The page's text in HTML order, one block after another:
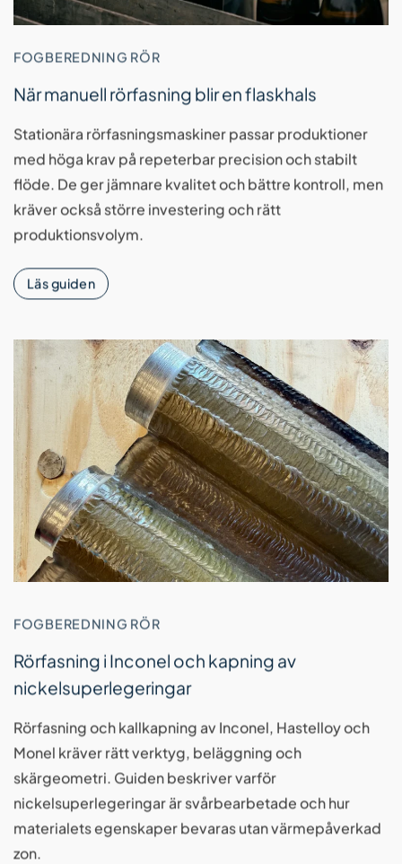
FOGBEREDNING RÖR
När manuell rörfasning blir en flaskhals
Stationära rörfasningsmaskiner passar produktioner
med höga krav på repeterbar precision och stabilt
flöde. De ger jämnare kvalitet och bättre kontroll, men
kräver också större investering och rätt
produktionsvolym.
Läs guiden
FOGBEREDNING RÖR
Rörfasning i Inconel och kapning av
nickelsuperlegeringar
Rörfasning och kallkapning av Inconel, Hastelloy och
Monel kräver rätt verktyg, beläggning och
skärgeometri. Guiden beskriver varför
nickelsuperlegeringar är svårbearbetade och hur
materialets egenskaper bevaras utan värmepåverkad
zon.